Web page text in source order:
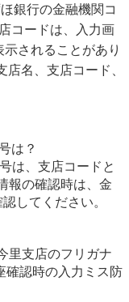
銀行の金融機関コ
コードは、入力画
されることがあり
名、支店コード、
は？
は、支店コードと
報の確認時は、金
してください。
里支店のフリガナ
確認時の入力ミス防